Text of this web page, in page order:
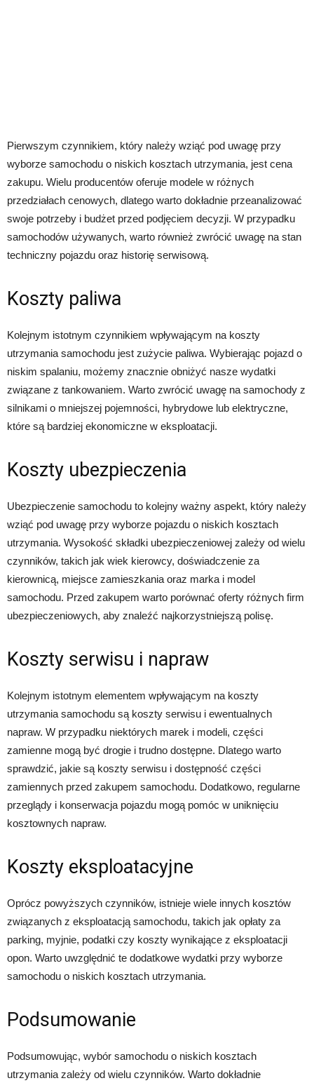
Pierwszym czynnikiem, który należy wziąć pod uwagę przy
wyborze samochodu o niskich kosztach utrzymania, jest cena
zakupu. Wielu producentów oferuje modele w różnych
przedziałach cenowych, dlatego warto dokładnie przeanalizować
swoje potrzeby i budżet przed podjęciem decyzji. W przypadku
samochodów używanych, warto również zwrócić uwagę na stan
techniczny pojazdu oraz historię serwisową.
Koszty paliwa
Kolejnym istotnym czynnikiem wpływającym na koszty
utrzymania samochodu jest zużycie paliwa. Wybierając pojazd o
niskim spalaniu, możemy znacznie obniżyć nasze wydatki
związane z tankowaniem. Warto zwrócić uwagę na samochody z
silnikami o mniejszej pojemności, hybrydowe lub elektryczne,
które są bardziej ekonomiczne w eksploatacji.
Koszty ubezpieczenia
Ubezpieczenie samochodu to kolejny ważny aspekt, który należy
wziąć pod uwagę przy wyborze pojazdu o niskich kosztach
utrzymania. Wysokość składki ubezpieczeniowej zależy od wielu
czynników, takich jak wiek kierowcy, doświadczenie za
kierownicą, miejsce zamieszkania oraz marka i model
samochodu. Przed zakupem warto porównać oferty różnych firm
ubezpieczeniowych, aby znaleźć najkorzystniejszą polisę.
Koszty serwisu i napraw
Kolejnym istotnym elementem wpływającym na koszty
utrzymania samochodu są koszty serwisu i ewentualnych
napraw. W przypadku niektórych marek i modeli, części
zamienne mogą być drogie i trudno dostępne. Dlatego warto
sprawdzić, jakie są koszty serwisu i dostępność części
zamiennych przed zakupem samochodu. Dodatkowo, regularne
przeglądy i konserwacja pojazdu mogą pomóc w uniknięciu
kosztownych napraw.
Koszty eksploatacyjne
Oprócz powyższych czynników, istnieje wiele innych kosztów
związanych z eksploatacją samochodu, takich jak opłaty za
parking, myjnie, podatki czy koszty wynikające z eksploatacji
opon. Warto uwzględnić te dodatkowe wydatki przy wyborze
samochodu o niskich kosztach utrzymania.
Podsumowanie
Podsumowując, wybór samochodu o niskich kosztach
utrzymania zależy od wielu czynników. Warto dokładnie